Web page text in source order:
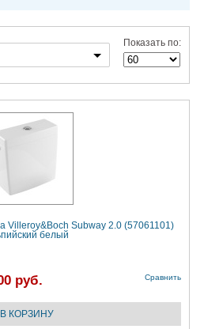
Показать по:
Villeroy&Boch Subway 2.0 (57061101)
белый
руб. Сравнить